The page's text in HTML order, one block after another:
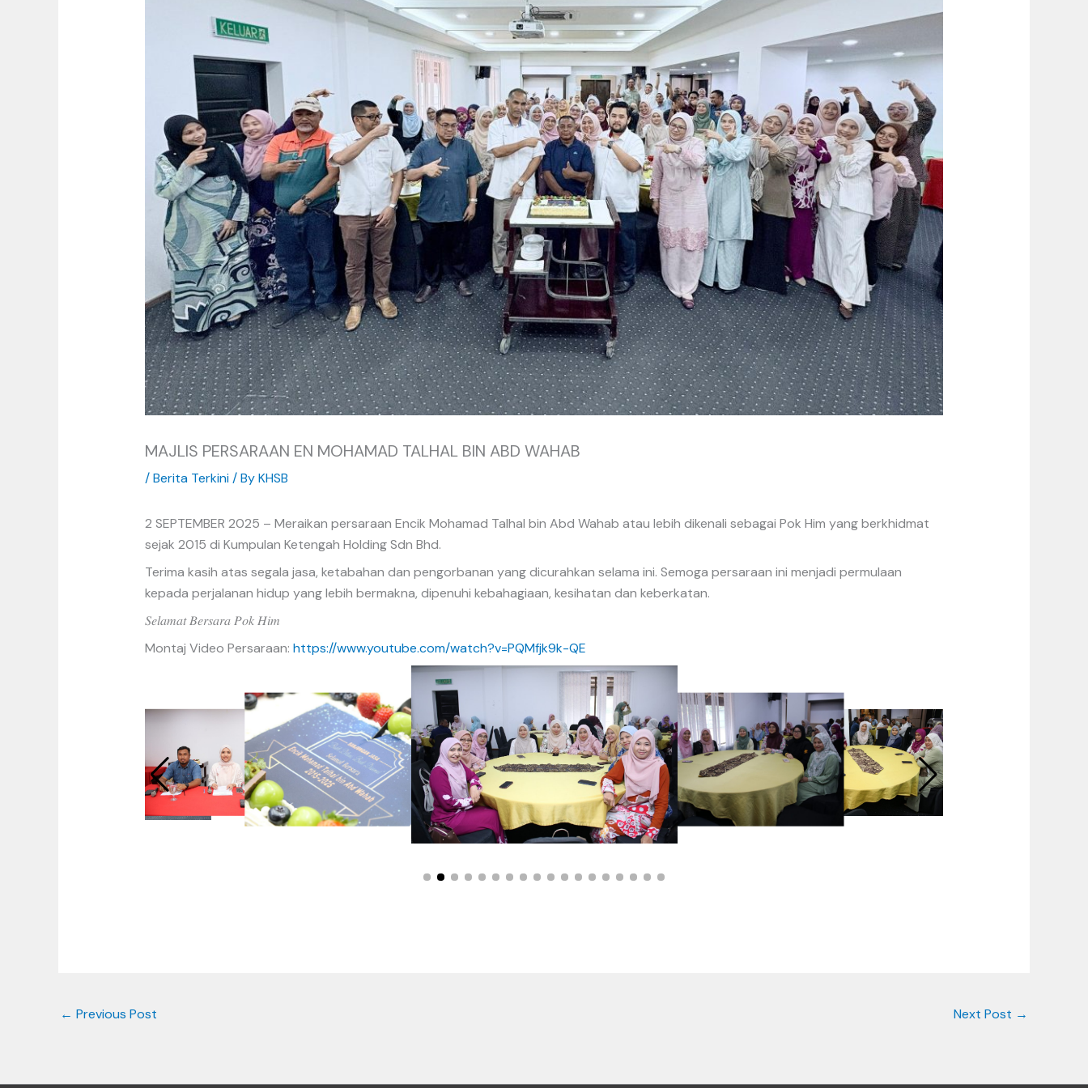
MAJLIS PERSARAAN EN MOHAMAD TALHAL BIN ABD WAHAB
/Berita Terkini/ ByKHSB
2 SEPTEMBER 2025 – Meraikan persaraan Encik Mohamad Talhal bin Abd Wahab atau lebih dikenali sebagai Pok Him yang berkhidmat
sejak 2015 di Kumpulan Ketengah Holding Sdn Bhd.
Terima kasih atas segala jasa, ketabahan dan pengorbanan yang dicurahkan selama ini. Semoga persaraan ini menjadi permulaan
kepada perjalanan hidup yang lebih bermakna, dipenuhi kebahagiaan, kesihatan dan keberkatan.
𝑆𝑒𝑙𝑎𝑚𝑎𝑡 𝐵𝑒𝑟𝑠𝑎𝑟𝑎 𝑃𝑜𝑘 𝐻𝑖𝑚
Montaj Video Persaraan: https://www.youtube.com/watch?v=PQMfjk9k-QE
← Previous Post Next Post →